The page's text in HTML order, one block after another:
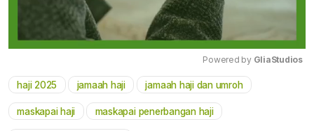
Powered by GliaStudios
haji 2025 jamaah haji jamaah haji dan umroh
maskapai haji maskapai penerbangan haji